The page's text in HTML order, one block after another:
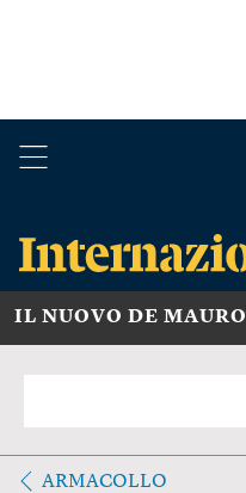
IL NUOVO DE MAURO
ARMACOLLO